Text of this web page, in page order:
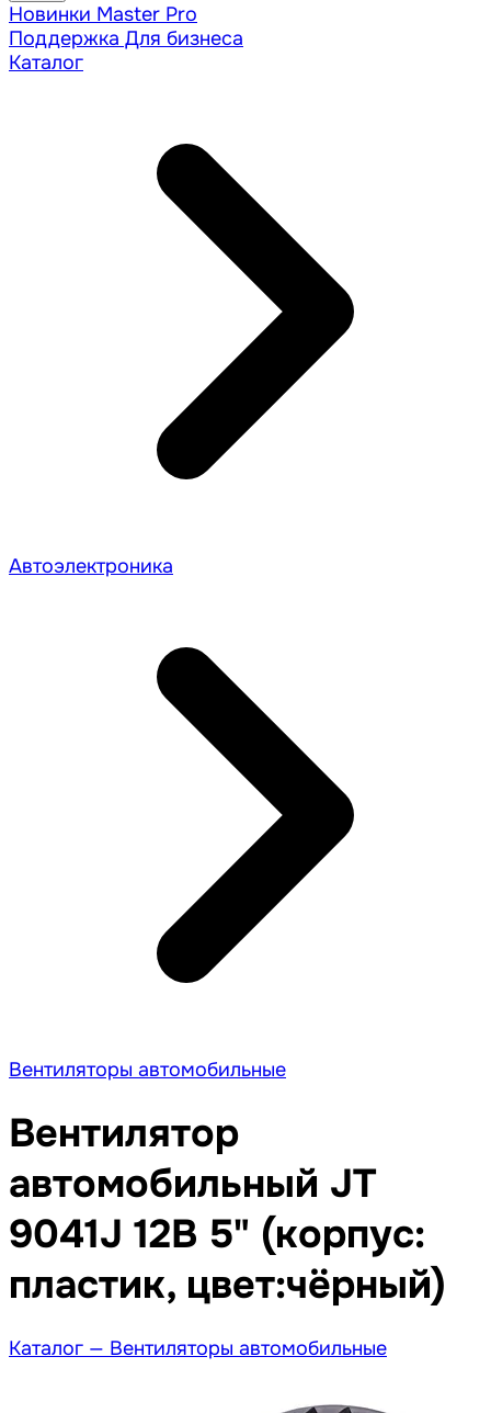
Новинки Master Pro
Поддержка Для бизнеса
Каталог
Автоэлектроника
Вентиляторы автомобильные
Вентилятор
автомобильный JT
9041J 12В 5" (корпус:
пластик, цвет:чёрный)
Каталог — Вентиляторы автомобильные